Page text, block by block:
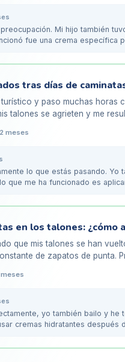
Mi hijo también
fue una crema específica
y paso muchas horas
talones se agrieten y me
meses
lo que estás pasando. Yo
que me ha funcionado es
en los talones: ¿cómo
que mis talones se han
de zapatos de punta.
yo también bailo y he
cremas hidratantes después